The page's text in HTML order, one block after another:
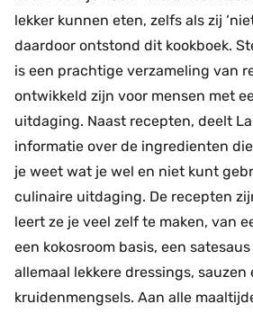
lekker kunnen eten, zelfs als zij
daardoor ontstond dit kookboek.
is een prachtige verzameling van
ontwikkeld zijn voor mensen met
uitdaging. Naast recepten, deelt
informatie over de ingredienten
je weet wat je wel en niet kunt
culinaire uitdaging. De recepten
leert ze je veel zelf te maken, van
een kokosroom basis, een
allemaal lekkere dressings, sauzen
kruidenmengsels. Aan alle